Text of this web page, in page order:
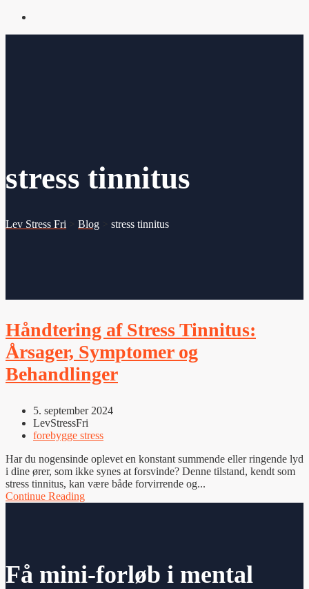
stress tinnitus
Lev Stress Fri > Blog > stress tinnitus
Håndtering af Stress Tinnitus:
Årsager, Symptomer og
Behandlinger
5. september 2024
LevStressFri
forebygge stress
Har du nogensinde oplevet en konstant summende eller ringende lyd
i dine ører, som ikke synes at forsvinde? Denne tilstand, kendt som
stress tinnitus, kan være både forvirrende og...
Continue Reading
Få mini-forløb i mental